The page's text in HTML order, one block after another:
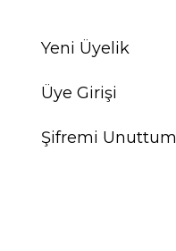
Yeni Üyelik
Üye Girişi
Şifremi Unuttum